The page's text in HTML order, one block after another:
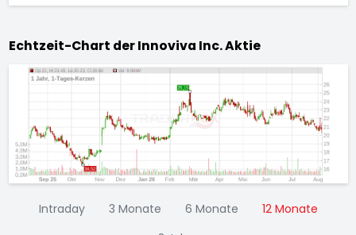
Echtzeit-Chart der Innoviva Inc. Aktie
Intraday 3 Monate 6 Monate
12 Monate